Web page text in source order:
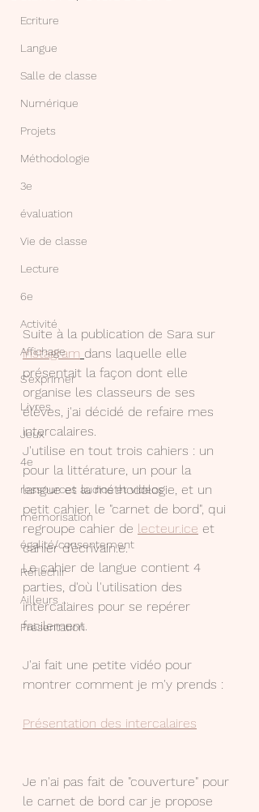
Ecriture
Langue
Salle de classe
Numérique
Projets
Méthodologie
3e
évaluation
Vie de classe
Lecture
6e
Activité
Affichage
S'exprimer
Livres
Jeux
4e
ressources audios et videos
mémorisation
égalité/consentement
Réfléchir
Ailleurs ...
Présentation
Suite à la publication de Sara sur
instagram dans laquelle elle
présentait la façon dont elle
organise les classeurs de ses
élèves, j'ai décidé de refaire mes
intercalaires.
J'utilise en tout trois cahiers : un
pour la littérature, un pour la
langue et la méthodologie, et un
petit cahier, le "carnet de bord", qui
regroupe cahier de lecteur.ice et
cahier d'écrivain.e.
Le cahier de langue contient 4
parties, d'où l'utilisation des
intercalaires pour se repérer
facilement.
J'ai fait une petite vidéo pour
montrer comment je m'y prends :
Présentation des intercalaires
Je n'ai pas fait de "couverture" pour
le carnet de bord car je propose